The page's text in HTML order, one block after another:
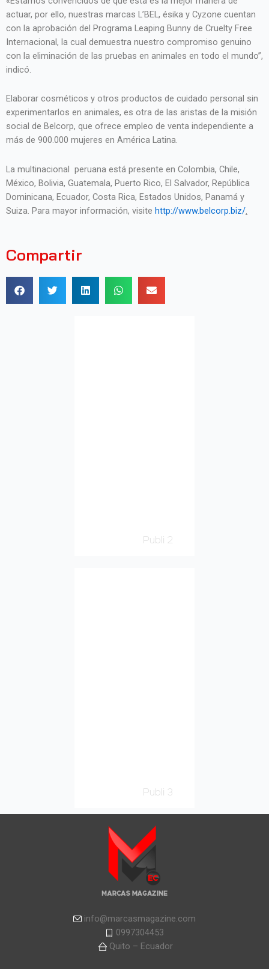
actuar, por ello, nuestras marcas L’BEL, ésika y Cyzone cuentan
con la aprobación del Programa Leaping Bunny de Cruelty Free
Internacional, la cual demuestra nuestro compromiso genuino
con la eliminación de las pruebas en animales en todo el mundo”,
indicó.
Elaborar cosméticos y otros productos de cuidado personal sin
experimentarlos en animales, es otra de las aristas de la misión
social de Belcorp, que ofrece empleo de venta independiente a
más de 900.000 mujeres en América Latina.
La multinacional peruana está presente en Colombia, Chile,
México, Bolivia, Guatemala, Puerto Rico, El Salvador, República
Dominicana, Ecuador, Costa Rica, Estados Unidos, Panamá y
Suiza. Para mayor información, visite http://www.belcorp.biz/.
Compartir
info@marcasmagazine.com
0997304453
Quito – Ecuador